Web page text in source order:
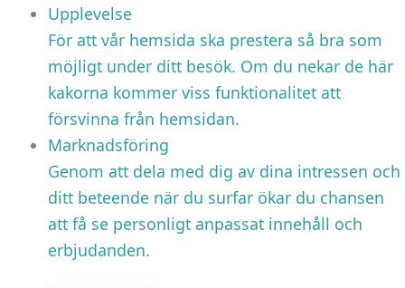
Upplevelse
För att vår hemsida ska prestera så bra som
möjligt under ditt besök. Om du nekar de här
kakorna kommer viss funktionalitet att
försvinna från hemsidan.
Marknadsföring
Genom att dela med dig av dina intressen och
ditt beteende när du surfar ökar du chansen
att få se personligt anpassat innehåll och
erbjudanden.